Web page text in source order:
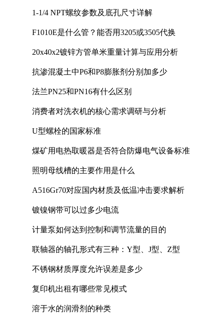
1-1/4 NPT螺纹参数及底孔尺寸详解
F1010E是什么管？能否用3205或3505代换
20x40x2镀锌方管单米重量计算与应用分析
抗渗混凝土中P6和P8膨胀剂分别加多少
法兰PN25和PN16有什么区别
消费者对洗衣机的核心需求调研与分析
U型螺栓的国家标准
煤矿用电热取暖器是否符合防爆电气设备标准
照明母线槽的主要作用是什么
A516Gr70对应国内材质及低温冲击要求解析
镀镍钢带可以过多少电流
计量泵如何达到控制和调节流量的目的
联轴器的轴孔形式有三种：Y型、J型、Z型
不锈钢材质厚度允许误差是多少
复印机出租有哪些常见模式
溶于水的润滑剂的种类